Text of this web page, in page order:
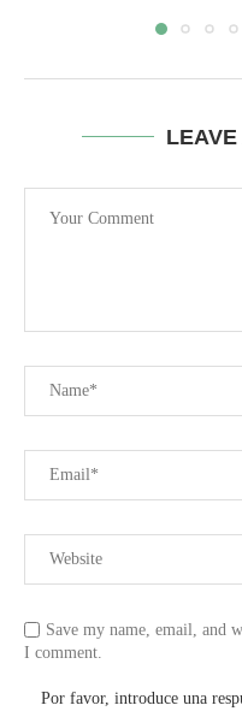
LEAVE
Save my name, email, and
I comment.
Por favor, introduce una